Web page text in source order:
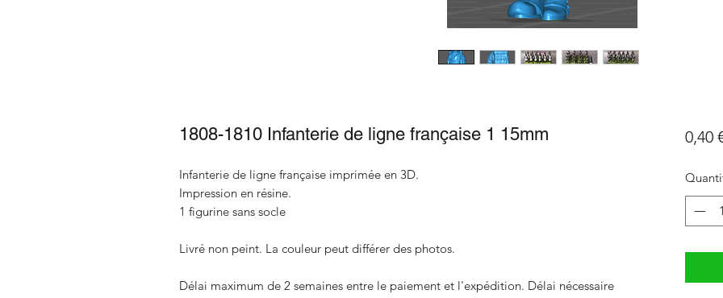
1808-1810 Infanterie de ligne française 1 15mm
Infanterie de ligne française imprimée en 3D.
Impression en résine.
1 figurine sans socle
Livré non peint. La couleur peut différer des photos.
Délai maximum de 2 semaines entre le paiement et l'expédition. Délai nécessaire
0,40